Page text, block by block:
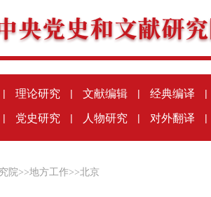
| 理论研究 | 文献编辑 | 经典编译 |
| 党史研究 | 人物研究 | 对外翻译 |
院>>地方工作>>北京